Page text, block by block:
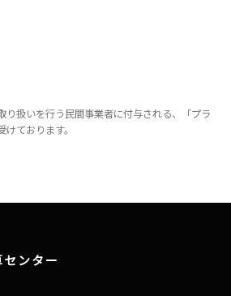
り扱いを行う民間事業者に付与される、「プラ
ております。
ンター